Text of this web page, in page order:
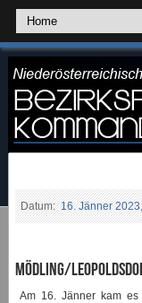
Datum: 16. Jänner
Mödling/
Am 16. Jänner kam